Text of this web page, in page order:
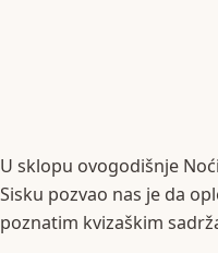
U sklopu ovogodišnje
Sisku pozvao nas je da
poznatim kvizaškim